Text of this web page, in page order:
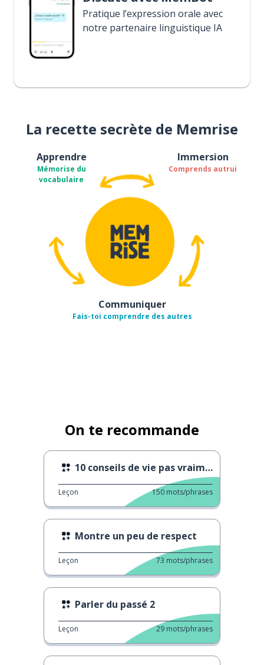
Pratique l’expression orale avec
notre partenaire linguistique IA
La recette secrète de Memrise
Apprendre
Mémorise du
vocabulaire
Immersion
Comprends autrui
Communiquer
Fais-toi comprendre des autres
On te recommande
10 conseils de vie pas vraiment utiles
Leçon 150 mots/phrases
Montre un peu de respect
Leçon 73 mots/phrases
Parler du passé 2
Leçon 29 mots/phrases